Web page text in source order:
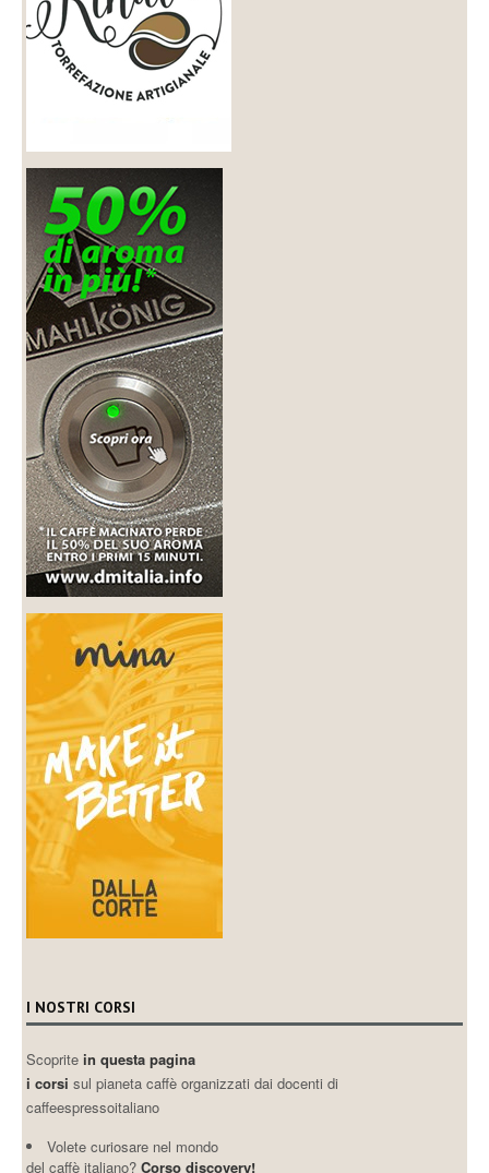
I NOSTRI CORSI
Scopritein questa pagina
i corsi sul pianeta caffè organizzati dai docenti di
caffeespressoitaliano
Volete curiosare nel mondo
del caffè italiano? Corso discovery!